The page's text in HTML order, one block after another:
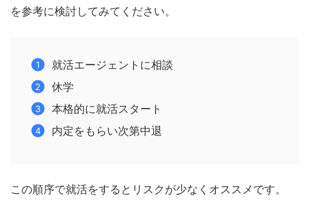
を参考に検討してみてください。
就活エージェントに相談
休学
本格的に就活スタート
内定をもらい次第中退
この順序で就活をするとリスクが少なくオススメです。